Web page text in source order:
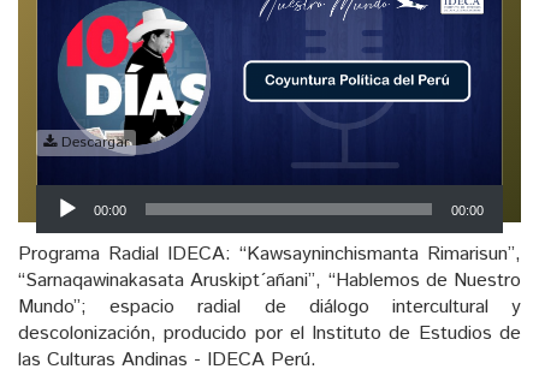
Descargar
Reproductor
de
audio
00:00 00:00
Programa Radial IDECA: “Kawsayninchismanta Rimarisun”,
“Sarnaqawinakasata Aruskipt´añani”, “Hablemos de Nuestro
Mundo”; espacio radial de diálogo intercultural y
descolonización, producido por el Instituto de Estudios de
las Culturas Andinas - IDECA Perú.